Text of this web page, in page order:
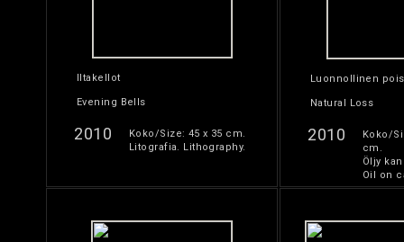
Iltakellot
Evening Bells
2010
Koko/Size: 45 x 35 cm.
Litografia. Lithography.
Luonnollinen
Natural Loss
2010
Koko/
cm.
Öljy
Oil on